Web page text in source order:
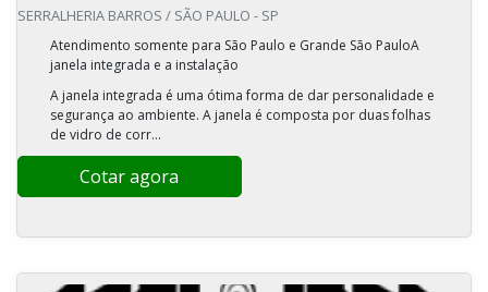
SERRALHERIA BARROS / SÃO PAULO - SP
Atendimento somente para São Paulo e Grande São PauloA
janela integrada e a instalação
A janela integrada é uma ótima forma de dar personalidade e
segurança ao ambiente. A janela é composta por duas folhas
de vidro de corr...
Cotar agora